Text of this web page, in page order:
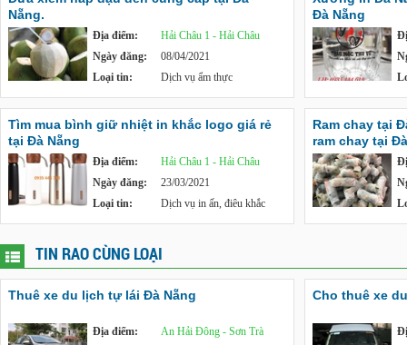
Nẵng.
Địa điểm:
Hải Châu 1 - Hải Châu
Ngày đăng:
08/04/2021
Loại tin:
Dịch vụ ẩm thực
Đà Nẵng
Tìm mua bình giữ nhiệt in khắc logo giá rẻ
tại Đà Nẵng
Địa điểm:
Hải Châu 1 - Hải Châu
Ngày đăng:
23/03/2021
Loại tin:
Dịch vụ in ấn, điêu khắc
Ram chay tại
ram chay tại
TIN RAO CÙNG LOẠI
Thuê xe du lịch tự lái Đà Nẵng
Địa điểm:
An Hải Đông - Sơn Trà
Cho thuê xe